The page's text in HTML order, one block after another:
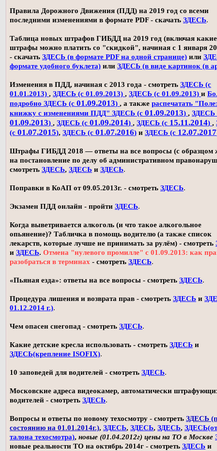
Правила Дорожного Движения (ПДД) на 2019 год со всеми
последними изменениями в формате PDF - скачать ЗДЕСЬ.
Таблица новых штрафов ГИБДД на 2019 год (включая какие
штрафы можно платить со "скидкой", начиная с 1 января
- скачать ЗДЕСЬ (в формате PDF на одной странице) или
формате удобного буклета) или ЗДЕСЬ (в виде картинок (в
Изменения в ПДД, начиная с 2013 года - смотреть ЗДЕСЬ (с
01.01.2013) , ЗДЕСЬ (с 01.09.2013) , ЗДЕСЬ (с 01.09.2013) и
подробно ЗДЕСЬ (с 01.09.2013) , а также распечатать
книжку с изменениями ПДД" ЗДЕСЬ (с 01.09.2013) , ЗДЕСЬ
01.09.2013) , ЗДЕСЬ (с 01.09.2014) , ЗДЕСЬ (с 15.11.2014) ,
(с 01.07.2015), ЗДЕСЬ (с 01.07.2016) и ЗДЕСЬ (с 12.07.2017
Штрафы ГИБДД 2018 — ответы на все вопросы (с образцом
на постановление по делу об административном
смотреть ЗДЕСЬ, ЗДЕСЬ и ЗДЕСЬ.
Поправки в КоАП от 09.05.2013г. - смотреть ЗДЕСЬ.
Экзамен ПДД онлайн - пройти ЗДЕСЬ.
Когда выветривается алкоголь (и что такое алкогольное
опьянение)? Табличка в помощь водителю (а также список
лекарств, которые лучше не принимать за рулём) - смотреть
и ЗДЕСЬ. Отмена "нулевого промилле" с 01.09.2013: как
разобраться в терминах - смотреть ЗДЕСЬ.
«Пьяная езда»: ответы на все вопросы - смотреть ЗДЕСЬ.
Процедура лишения и возврата прав - смотреть ЗДЕСЬ и
01.12.2014 г.).
Чем опасен снегопад - смотреть ЗДЕСЬ.
Какие детские кресла использовать - смотреть ЗДЕСЬ и
ЗДЕСЬ(крепление ISOFIX).
10 заповедей для водителей - смотреть ЗДЕСЬ.
Московские адреса видеокамер, автоматически
водителей - смотреть ЗДЕСЬ.
Вопросы и ответы по новому техосмотру - смотреть ЗДЕСЬ
состоянию на 01.01.2014г.), ЗДЕСЬ, ЗДЕСЬ, ЗДЕСЬ,
талона техосмотра), новые (01.04.2012г) цены на ТО в Москве
новые реальности ТО на октябрь 2014г - смотреть ЗДЕСЬ и